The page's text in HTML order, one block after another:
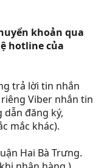
khoản qua
hotline của
trả lời tin nhắn
riêng Viber nhắn tin
đăng ký,
mắc khác).
Hai Bà Trưng.